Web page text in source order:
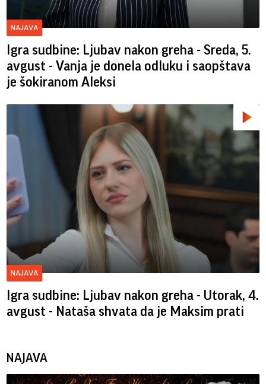
NAJAVA
Igra sudbine: Ljubav nakon greha - Sreda, 5.
avgust - Vanja je donela odluku i saopštava
je šokiranom Aleksi
NAJAVA
Igra sudbine: Ljubav nakon greha - Utorak, 4.
avgust - Nataša shvata da je Maksim prati
NAJAVA